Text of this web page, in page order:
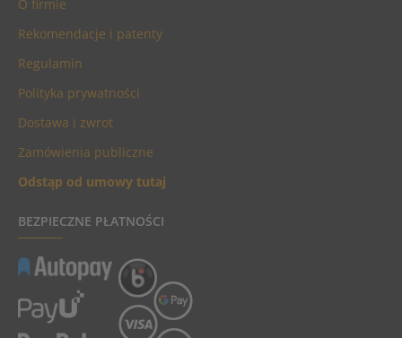
O firmie
Rekomendacje i patenty
Regulamin
Polityka prywatności
Dostawa i zwrot
Zamówienia publiczne
Odstąp od umowy tutaj
BEZPIECZNE PŁATNOŚCI